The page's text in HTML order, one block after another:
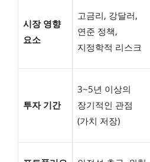
시장 영향
요소
고금리, 강달러,
연준 정책,
지정학적 리스크
투자 기간
3~5년 이상의
장기적인 관점
(가치 저장)